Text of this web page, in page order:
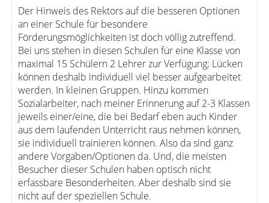
Der Hinweis des Rektors auf die besseren Optionen
an einer Schule für besondere
Förderungsmöglichkeiten ist doch völlig zutreffend.
Bei uns stehen in diesen Schulen für eine Klasse von
maximal 15 Schülern 2 Lehrer zur Verfügung; Lücken
können deshalb individuell viel besser aufgearbeitet
werden. In kleinen Gruppen. Hinzu kommen
Sozialarbeiter, nach meiner Erinnerung auf 2-3 Klassen
jeweils einer/eine, die bei Bedarf eben auch Kinder
aus dem laufenden Unterricht raus nehmen können,
sie individuell trainieren können. Also da sind ganz
andere Vorgaben/Optionen da. Und, die meisten
Besucher dieser Schulen haben optisch nicht
erfassbare Besonderheiten. Aber deshalb sind sie
nicht auf der speziellen Schule.